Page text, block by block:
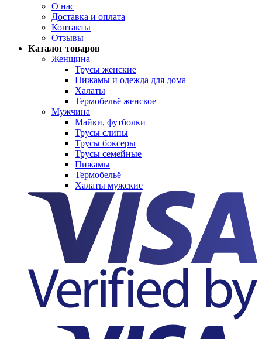
О нас
Доставка и оплата
Контакты
Отзывы
Каталог товаров
Женщина
Трусы женские
Пижамы и одежда для дома
Халаты
Термобельё женское
Мужчина
Майки, футболки
Трусы слипы
Трусы боксеры
Трусы семейные
Пижамы
Термобельё
Халаты мужские